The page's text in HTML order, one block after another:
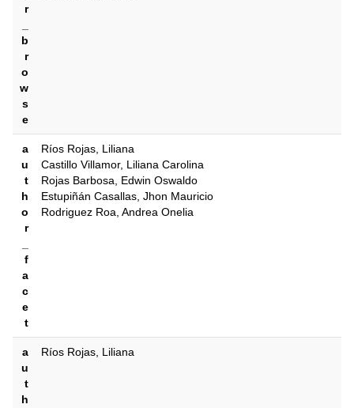
r
b
r
o
w
s
e
a
u
t
h
o
r
f
a
c
e
t
Ríos Rojas, Liliana
Castillo Villamor, Liliana Carolina
Rojas Barbosa, Edwin Oswaldo
Estupiñán Casallas, Jhon Mauricio
Rodriguez Roa, Andrea Onelia
a
u
t
h
Ríos Rojas, Liliana